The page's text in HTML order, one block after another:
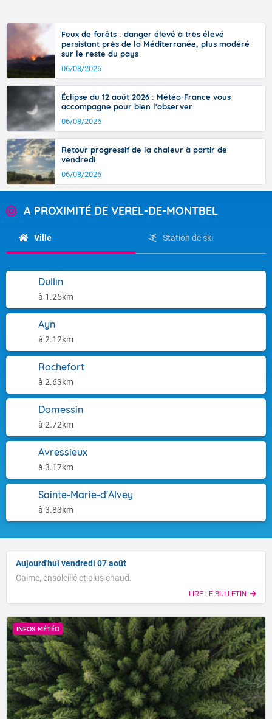
Feux de forêts : danger élevé à très élevé
persistant près de la Méditerranée, plus modéré
sur le reste du pays
06/08/2026
Éclipse du 12 août 2026 : Météo-France vous
accompagne pour bien l'observer
06/08/2026
Retour progressif de la chaleur à partir de
vendredi
06/08/2026
A PROXIMITÉ DE VEREL-DE-MONTBEL
Ville Station de ski
Dullin
à 1.25km
Ayn
à 2.12km
Rochefort
à 2.63km
Domessin
à 2.72km
Avressieux
à 3.17km
Sainte-Marie-d'Alvey
à 3.83km
Aujourd'hui vendredi 07 août
Calme, ensoleillé et plus chaud.
LIRE LE BULLETIN
INFOS MÉTÉO